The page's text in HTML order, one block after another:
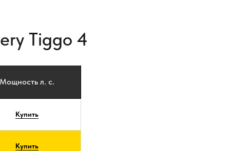
Tiggo 4
Мощность л. с.
Купить
Купить